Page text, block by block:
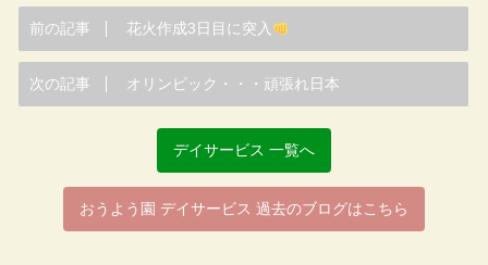
前の記事 花火作成3日目に突入
次の記事 オリンピック・・・頑張れ日本
デイサービス 一覧へ
おうよう園 デイサービス 過去のブログはこちら